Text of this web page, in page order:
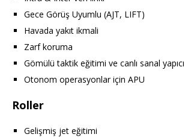
Gece Görüş Uyumlu (AJT, LIFT)
Havada yakıt ikmali
Zarf koruma
Gömülü taktik eğitimi ve canlı sanal
Otonom operasyonlar için APU
Roller
Gelişmiş jet eğitimi